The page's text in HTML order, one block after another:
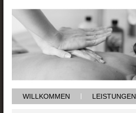
WILLKOMMEN LEISTUNGEN